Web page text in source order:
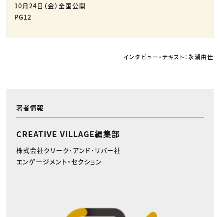
10月24日（金）全国公開
PG12
インタビュー・テキスト：永瀬由佳
著者情報
CREATIVE VILLAGE編集部
株式会社クリーク・アンド・リバー社
エンゲージメント・セクション